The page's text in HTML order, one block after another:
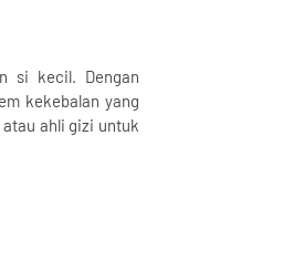
si kecil. Dengan
kekebalan yang
ahli gizi untuk